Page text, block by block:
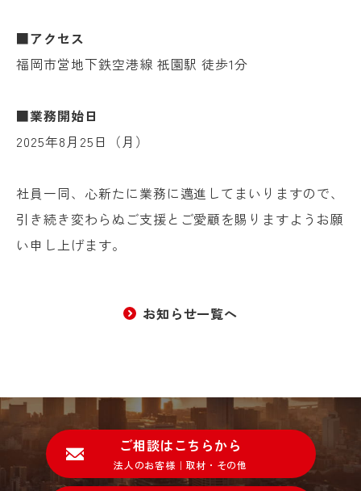
■アクセス
福岡市営地下鉄空港線 祇園駅 徒歩1分
■業務開始日
2025年8月25日（月）
社員一同、心新たに業務に邁進してまいりますので、
引き続き変わらぬご支援とご愛顧を賜りますようお願
い申し上げます。
お知らせ一覧へ
ご相談はこちらから
法人のお客様｜取材・その他